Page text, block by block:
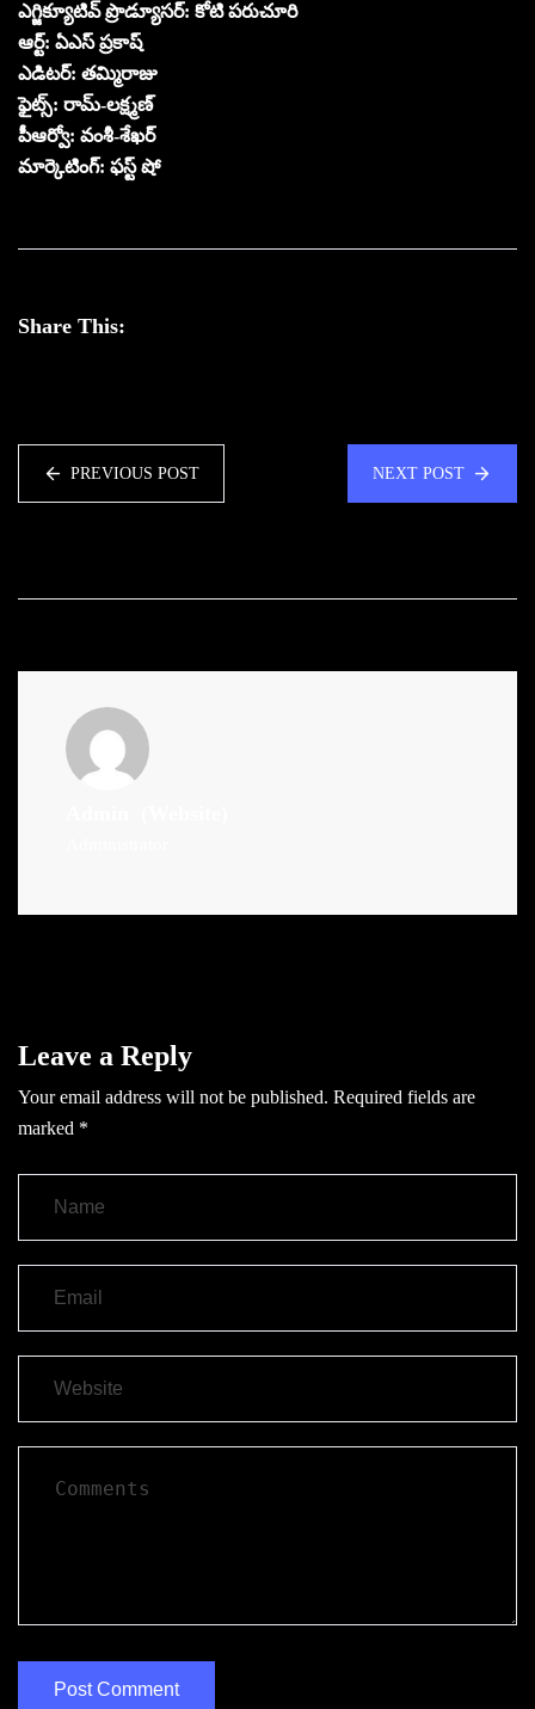
ఎగ్జిక్యూటివ్ ప్రొడ్యూసర్: కోటి పరుచూరి
ఆర్ట్: ఏఎస్ ప్రకాష్
ఎడిటర్: తమ్మిరాజు
ఫైట్స్: రామ్-లక్ష్మణ్
పీఆర్వో: వంశీ-శేఖర్
మార్కెటింగ్: ఫస్ట్ షో
Share This:
PREVIOUS POST NEXT POST
Leave a Reply
Your email address will not be published. Required fields are
marked *